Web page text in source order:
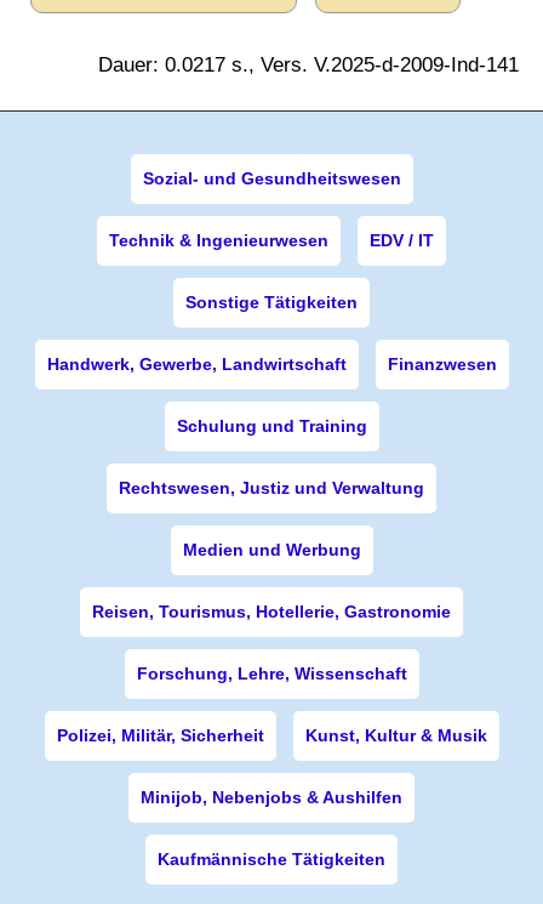
Dauer: 0.0217 s., Vers. V.2025-d-2009-Ind-141
Sozial- und Gesundheitswesen
Technik & Ingenieurwesen EDV / IT
Sonstige Tätigkeiten
Handwerk, Gewerbe, Landwirtschaft Finanzwesen
Schulung und Training
Rechtswesen, Justiz und Verwaltung
Medien und Werbung
Reisen, Tourismus, Hotellerie, Gastronomie
Forschung, Lehre, Wissenschaft
Polizei, Militär, Sicherheit Kunst, Kultur & Musik
Minijob, Nebenjobs & Aushilfen
Kaufmännische Tätigkeiten